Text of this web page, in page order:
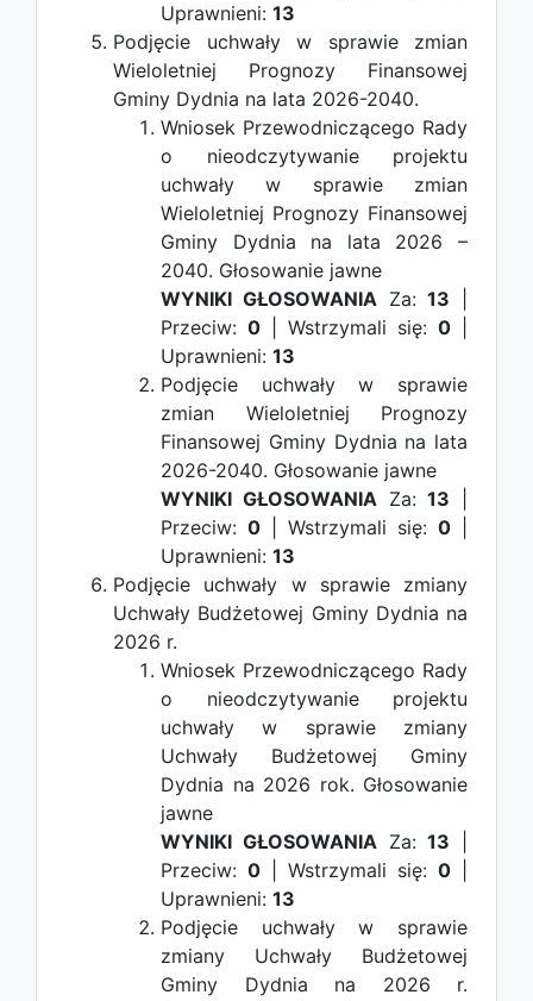
Uprawnieni: 13
Podjęcie uchwały w sprawie zmian
Wieloletniej Prognozy Finansowej
Gminy Dydnia na lata 2026-2040.
Wniosek Przewodniczącego Rady
o nieodczytywanie projektu
uchwały w sprawie zmian
Wieloletniej Prognozy Finansowej
Gminy Dydnia na lata 2026 –
2040. Głosowanie jawne
WYNIKI GŁOSOWANIAZa:13
Przeciw: 0 | Wstrzymali się: 0
Uprawnieni: 13
Podjęcie uchwały w sprawie
zmian Wieloletniej Prognozy
Finansowej Gminy Dydnia na lata
2026-2040. Głosowanie jawne
WYNIKI GŁOSOWANIAZa:13
Przeciw: 0 | Wstrzymali się: 0
Uprawnieni: 13
Podjęcie uchwały w sprawie zmiany
Uchwały Budżetowej Gminy Dydnia na
2026 r.
Wniosek Przewodniczącego Rady
o nieodczytywanie projektu
uchwały w sprawie zmiany
Uchwały Budżetowej Gminy
Dydnia na 2026 rok. Głosowanie
jawne
WYNIKI GŁOSOWANIAZa:13
Przeciw: 0 | Wstrzymali się: 0
Uprawnieni: 13
Podjęcie uchwały w sprawie
zmiany Uchwały Budżetowej
Gminy Dydnia na 2026 r.